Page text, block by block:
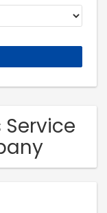
Service